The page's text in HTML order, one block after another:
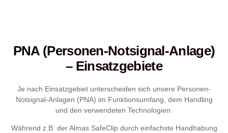
PNA (Personen-Notsignal-Anlage)
– Einsatzgebiete
Je nach Einsatzgebiet unterscheiden sich unsere Personen-
Notsignal-Anlagen (PNA) im Funktionsumfang, dem Handling
und den verwendeten Technologien.
Während z.B. der Almas SafeClipdurch einfachste Handhabung